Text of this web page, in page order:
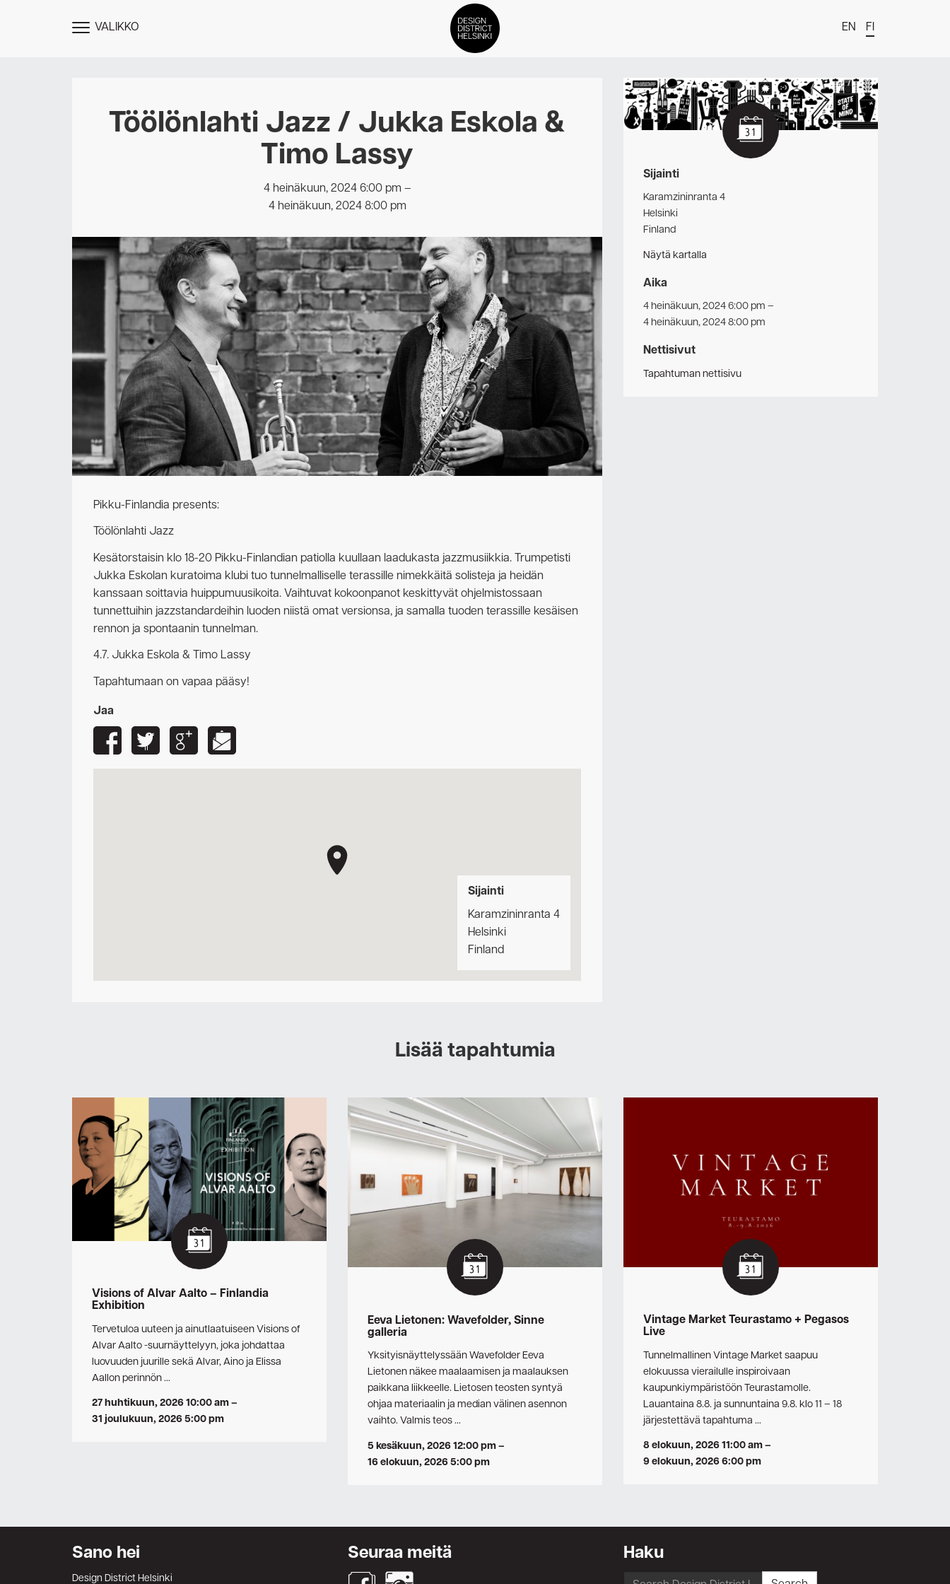
NÄYTÄVALIKKO EN FI
DDH Find – Explore The District
Jäsenet
Tapahtumat
Medialle
Meistä
Design District Helsingin jäsenyydestä
Ota yhteyttä
Töölönlahti Jazz / Jukka Eskola &
Timo Lassy
4 heinäkuun, 2024 6:00 pm –
4 heinäkuun, 2024 8:00 pm
Pikku-Finlandia presents:
Töölönlahti Jazz
Kesätorstaisin klo 18-20 Pikku-Finlandian patiolla kuullaan laadukasta jazzmusiikkia. Trumpetisti
Jukka Eskolan kuratoima klubi tuo tunnelmalliselle terassille nimekkäitä solisteja ja heidän
kanssaan soittavia huippumuusikoita. Vaihtuvat kokoonpanot keskittyvät ohjelmistossaan
tunnettuihin jazzstandardeihin luoden niistä omat versionsa, ja samalla tuoden terassille kesäisen
rennon ja spontaanin tunnelman.
4.7. Jukka Eskola & Timo Lassy
Tapahtumaan on vapaa pääsy!
Jaa
Sijainti
Karamzininranta 4
Helsinki
Finland
Sijainti
Karamzininranta 4
Helsinki
Finland
Näytä kartalla
Aika
4 heinäkuun, 2024 6:00 pm –
4 heinäkuun, 2024 8:00 pm
Nettisivut
Tapahtuman nettisivu
Lisää tapahtumia
Visions of Alvar Aalto – Finlandia
Exhibition
Tervetuloa uuteen ja ainutlaatuiseen Visions of
Alvar Aalto -suurnäyttelyyn, joka johdattaa
luovuuden juurille sekä Alvar, Aino ja Elissa
Aallon perinnön …
27 huhtikuun, 2026 10:00 am–
31 joulukuun, 2026 5:00 pm
Eeva Lietonen: Wavefolder, Sinne
galleria
Yksityisnäyttelyssään Wavefolder Eeva
Lietonen näkee maalaamisen ja maalauksen
paikkana liikkeelle. Lietosen teosten syntyä
ohjaa materiaalin ja median välinen asennon
vaihto. Valmis teos …
5 kesäkuun, 2026 12:00 pm–
16 elokuun, 2026 5:00 pm
Vintage Market Teurastamo + Pegasos
Live
Tunnelmallinen Vintage Market saapuu
elokuussa vierailulle inspiroivaan
kaupunkiympäristöön Teurastamolle.
Lauantaina 8.8. ja sunnuntaina 9.8. klo 11 – 18
järjestettävä tapahtuma …
8 elokuun, 2026 11:00 am–
9 elokuun, 2026 6:00 pm
Sano hei
Design District Helsinki
Seuraa meitä Haku
Search